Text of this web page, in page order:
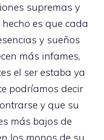
supremas y
es que cada
y sueños
más infames,
el ser estaba ya
podríamos decir
y que su
más bajos de
los monos de su